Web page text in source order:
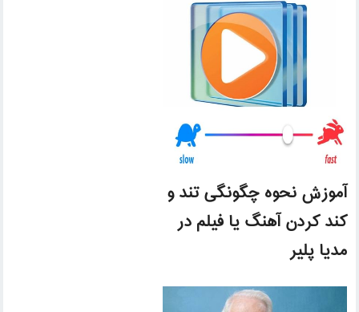
آموزش نحوه چگونگی تند و
کند کردن آهنگ یا فیلم در
مدیا پلیر